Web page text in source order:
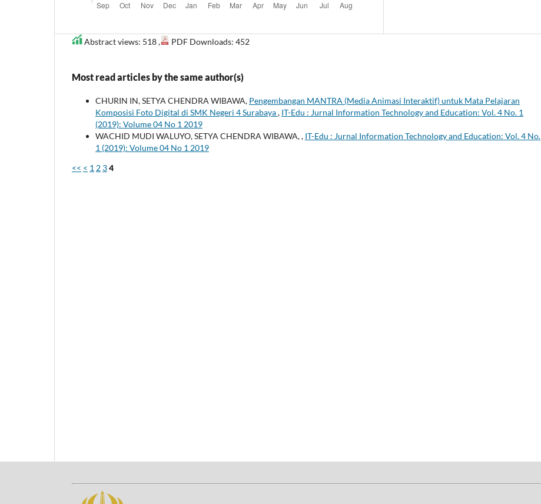
Abstract views: 518 , PDF Downloads: 452
Most read articles by the same author(s)
CHURIN IN, SETYA CHENDRA WIBAWA, Pengembangan MANTRA (Media Animasi Interaktif) untuk Mata Pelajaran
Komposisi Foto Digital di SMK Negeri 4 Surabaya, IT-Edu : Jurnal Information Technology and Education: Vol. 4 No. 1
(2019): Volume 04 No 1 2019
WACHID MUDI WALUYO, SETYA CHENDRA WIBAWA,, IT-Edu : Jurnal Information Technology and Education: Vol. 4 No.
1 (2019): Volume 04 No 1 2019
<< < 1 2 34